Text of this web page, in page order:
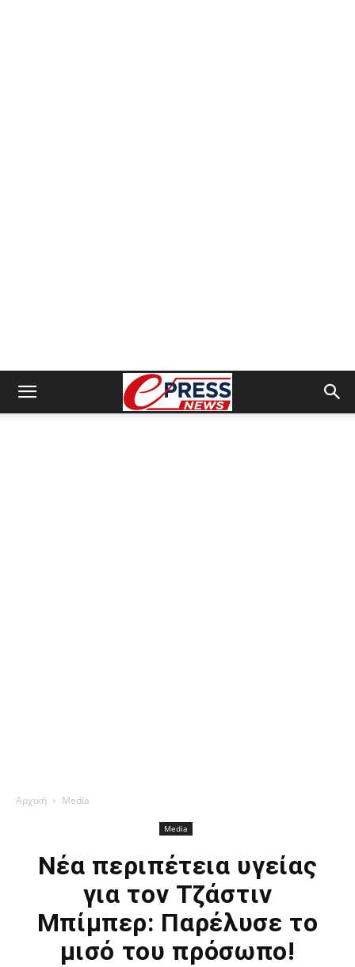
Αρχική Media
Media
Νέα περιπέτεια υγείας
για τον Τζάστιν
Μπίμπερ: Παρέλυσε το
μισό του πρόσωπο!